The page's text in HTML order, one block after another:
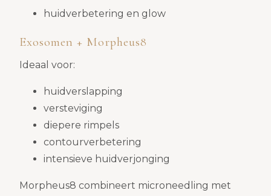
huidverbetering en glow
Exosomen + Morpheus8
Ideaal voor:
huidverslapping
versteviging
diepere rimpels
contourverbetering
intensieve huidverjonging
Morpheus8 combineert microneedling met